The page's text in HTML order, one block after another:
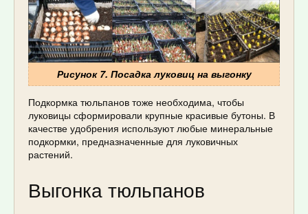
Рисунок 7. Посадка луковиц на выгонку
Подкормка тюльпанов тоже необходима, чтобы
луковицы сформировали крупные красивые бутоны. В
качестве удобрения используют любые минеральные
подкормки, предназначенные для луковичных
растений.
Выгонка тюльпанов